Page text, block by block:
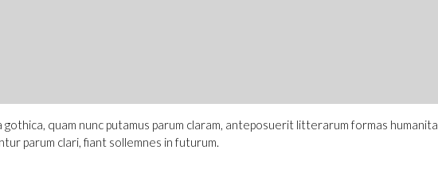
quam nunc putamus parum claram, anteposuerit litterarum formas
parum clari, fiant sollemnes in futurum.